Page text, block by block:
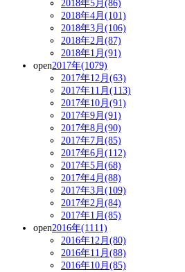
2018年5月(86)
2018年4月(101)
2018年3月(106)
2018年2月(87)
2018年1月(91)
open2017年(1079)
2017年12月(63)
2017年11月(113)
2017年10月(91)
2017年9月(91)
2017年8月(90)
2017年7月(85)
2017年6月(112)
2017年5月(68)
2017年4月(88)
2017年3月(109)
2017年2月(84)
2017年1月(85)
open2016年(1111)
2016年12月(80)
2016年11月(88)
2016年10月(85)